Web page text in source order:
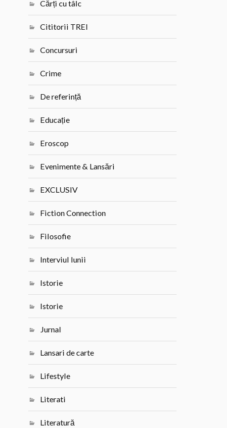
Cărți cu tâlc
Cititorii TREI
Concursuri
Crime
De referință
Educație
Eroscop
Evenimente & Lansări
EXCLUSIV
Fiction Connection
Filosofie
Interviul lunii
Istorie
Istorie
Jurnal
Lansari de carte
Lifestyle
Literati
Literatură